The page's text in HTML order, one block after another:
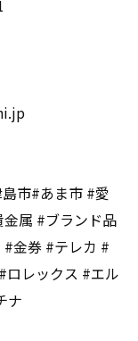
市#あま市 #愛
属 #ブランド品
金券 #テレカ #
ロレックス #エル
ナ